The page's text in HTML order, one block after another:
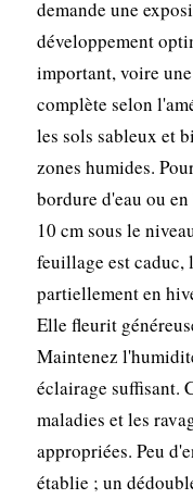
demande une
développement
important, voire
complète selon
les sols sableux et
zones humides.
bordure d'eau ou
10 cm sous le
feuillage est caduc,
partiellement en
Elle fleurit
Maintenez
éclairage suffisant.
maladies et les
appropriées. Peu
établie ; un